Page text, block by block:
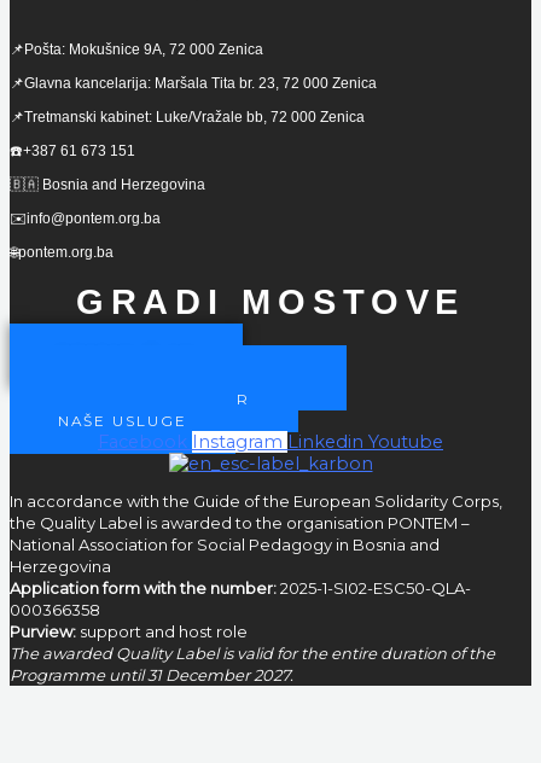
📌Pošta: Mokušnice 9A, 72 000 Zenica
📌Glavna kancelarija: Maršala Tita br. 23, 72 000 Zenica
📌Tretmanski kabinet: Luke/Vražale bb, 72 000 Zenica
☎️+387 61 673 151
🇧🇦 Bosnia and Herzegovina
✉️info@pontem.org.ba
🌐pontem.org.ba
GRADI MOSTOVE
POSTANI VOLONTER
NAŠE USLUGE
Facebook Instagram Linkedin Youtube
In accordance with the Guide of the European Solidarity Corps,
the Quality Label is awarded to the organisation PONTEM –
National Association for Social Pedagogy in Bosnia and
Herzegovina
Application form with the number:2025-1-SI02-ESC50-QLA-
000366358
Purview: support and host role
The awarded Quality Label is valid for the entire duration of the
Programme until 31 December 2027.